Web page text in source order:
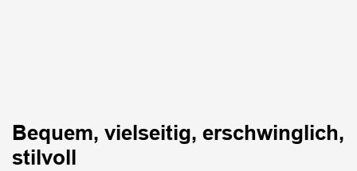
Bequem, vielseitig, erschwinglich,
stilvoll